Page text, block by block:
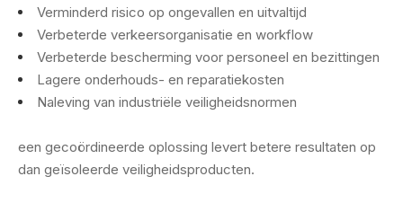
Verminderd risico op ongevallen en uitvaltijd
Verbeterde verkeersorganisatie en workflow
Verbeterde bescherming voor personeel en bezittingen
Lagere onderhouds- en reparatiekosten
Naleving van industriële veiligheidsnormen
een gecoördineerde oplossing levert betere resultaten op
dan geïsoleerde veiligheidsproducten.